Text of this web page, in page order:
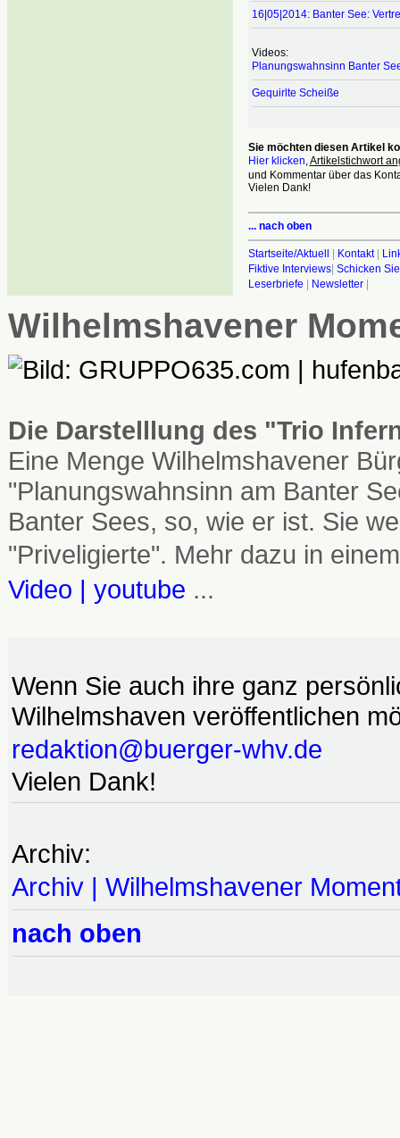
16|05|2014: Banter See:
Videos:
Planungswahnsinn Banter
Gequirlte Scheiße
Sie möchten diesen Artikel
Hier klicken,Artikelstichwort an
und Kommentar über das
Vielen Dank!
... nach oben
Startseite/Aktuell Kontakt|
Fiktive Interviews| Schicken
Leserbriefe
Newsletter|
Wilhelmshavener
Die Darstelllung des "Trio
Eine Menge Wilhelmshavener
"Planungswahnsinn am Banter
Banter Sees, so, wie er ist. Sie
"Priveligierte". Mehr dazu in
Video | youtube ...
Wenn Sie auch ihre ganz
Wilhelmshaven veröffentlichen
redaktion@buerger-whv.de
Vielen Dank!
Archiv:
Archiv | Wilhelmshavener
nach oben